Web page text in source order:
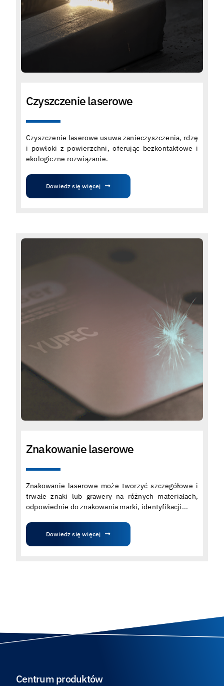
Czyszczenie laserowe
Czyszczenie laserowe usuwa zanieczyszczenia, rdzę
i powłoki z powierzchni, oferując bezkontaktowe i
ekologiczne rozwiązanie.
Dowiedz się więcej
Znakowanie laserowe
Znakowanie laserowe może tworzyć szczegółowe i
trwałe znaki lub grawery na różnych materiałach,
odpowiednie do znakowania marki, identyfikacji...
Dowiedz się więcej
Centrum produktów